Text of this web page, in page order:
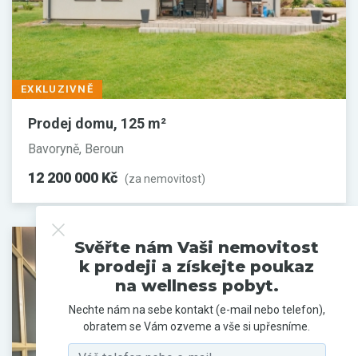
EXKLUZIVNĚ
Prodej domu, 125 m²
Bavoryně, Beroun
12 200 000 Kč (za nemovitost)
Svěřte nám Vaši nemovitost
k prodeji a získejte poukaz
na wellness pobyt.
Nechte nám na sebe kontakt (e-mail nebo telefon),
obratem se Vám ozveme a vše si upřesníme.